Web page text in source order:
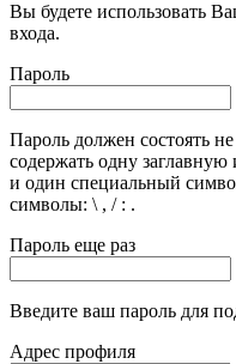
Вы будете использовать
входа.
Пароль
Пароль должен состоять
содержать одну
и один специальный
символы: \ , / : .
Пароль еще раз
Введите ваш пароль для
Адрес профиля